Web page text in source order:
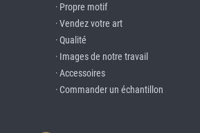
· Propre motif
· Vendez votre art
· Qualité
· Images de notre travail
· Accessoires
· Commander un échantillon